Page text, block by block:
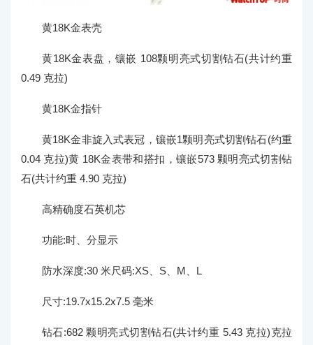
黄18K金表壳
黄18K金表盘，镶嵌 108颗明亮式切割钻石(共计约重
0.49 克拉)
黄18K金指针
黄18K金非旋入式表冠，镶嵌1颗明亮式切割钻石(约重
0.04 克拉)黄 18K金表带和搭扣，镶嵌573 颗明亮式切割钻
石(共计约重 4.90 克拉)
高精确度石英机芯
功能:时、分显示
防水深度:30 米尺码:XS、S、M、L
尺寸:19.7x15.2x7.5 毫米
钻石:682 颗明亮式切割钻石(共计约重 5.43 克拉)克拉